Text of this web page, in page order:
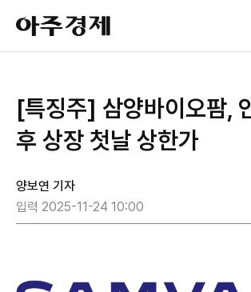
아
주
경
[특징주] 삼양바이오팜,
후 상장 첫날 상한가
양보연 기자
입력 2025-11-24 10:00